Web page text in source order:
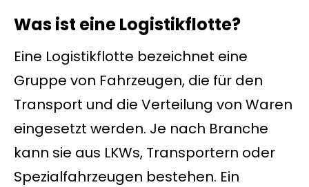
Was ist eine Logistikflotte?
Eine Logistikflotte bezeichnet eine
Gruppe von Fahrzeugen, die für den
Transport und die Verteilung von Waren
eingesetzt werden. Je nach Branche
kann sie aus LKWs, Transportern oder
Spezialfahrzeugen bestehen. Ein